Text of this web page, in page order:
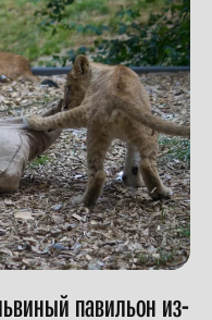
павильон из-